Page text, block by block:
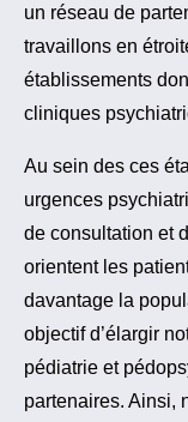
un réseau de
travaillons en
établissements
cliniques
Au sein des ces
urgences
de consultation et
orientent les
davantage la
objectif d’élargir
pédiatrie et
partenaires. Ainsi,